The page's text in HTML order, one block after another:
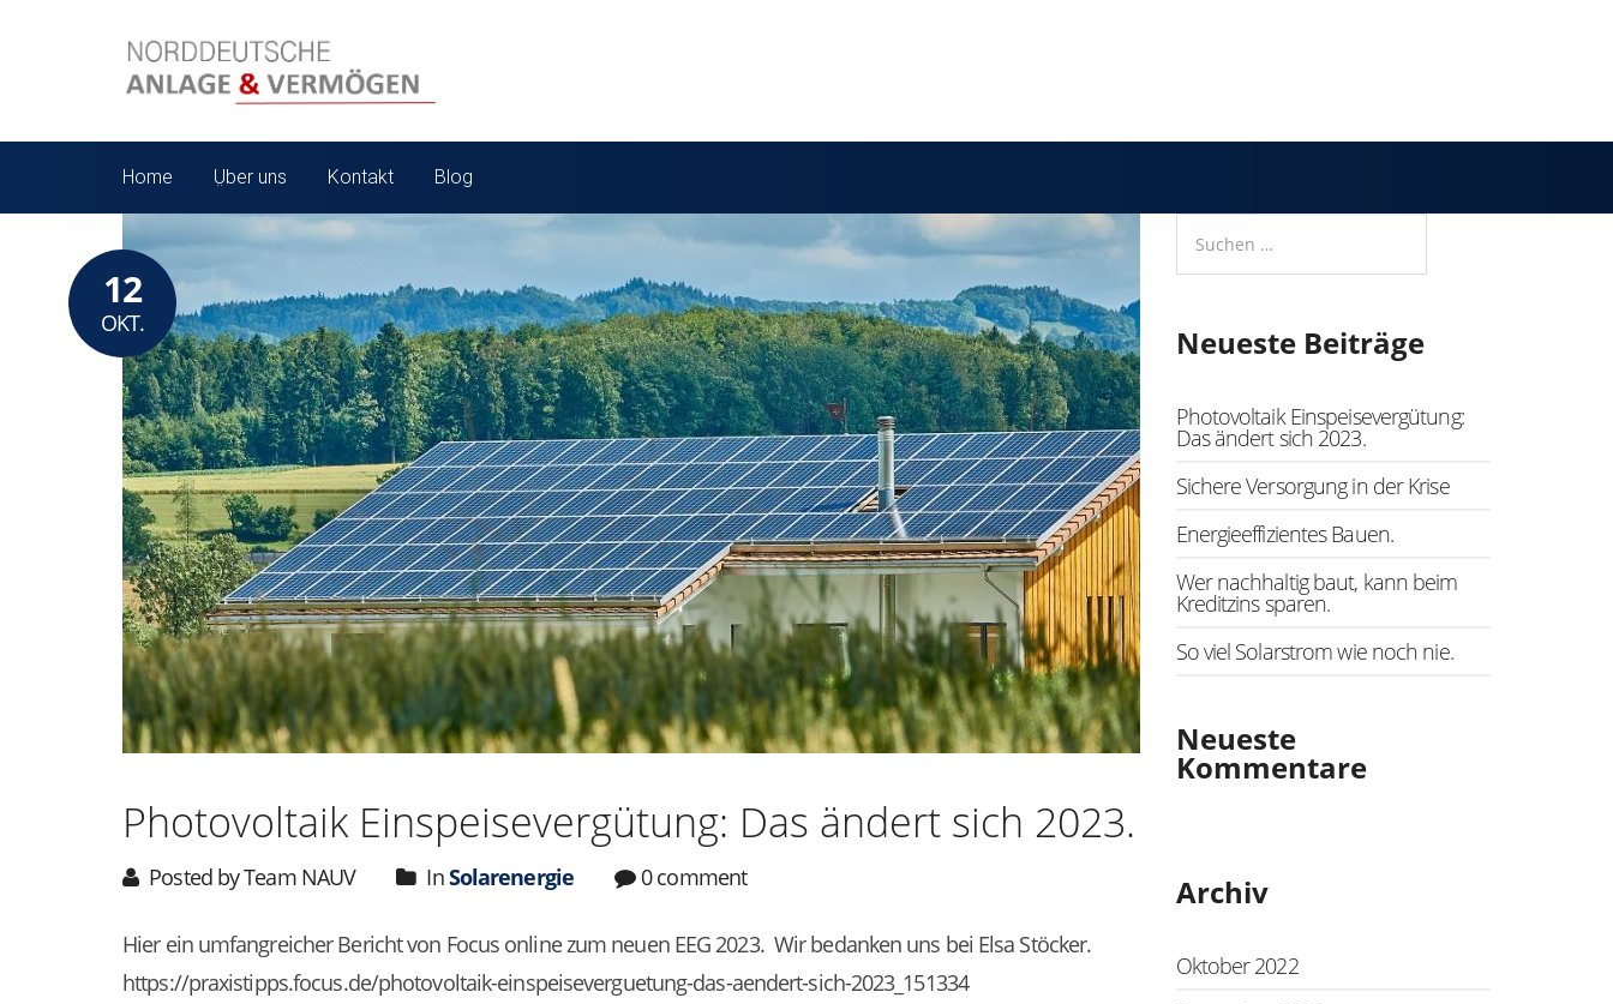
Home Über uns Kontakt Blog
12
OKT.
Photovoltaik Einspeisevergütung: Das ändert sich 2023.
Posted by Team NAUV InSolarenergie 0 comment
Hier ein umfangreicher Bericht von Focus online zum neuen EEG 2023. Wir bedanken uns bei Elsa Stöcker.
https://praxistipps.focus.de/photovoltaik-einspeiseverguetung-das-aendert-sich-2023_151334
Neueste Beiträge
Photovoltaik Einspeisevergütung:
Das ändert sich 2023.
Sichere Versorgung in der Krise
Energieeffizientes Bauen.
Wer nachhaltig baut, kann beim
Kreditzins sparen.
So viel Solarstrom wie noch nie.
Neueste
Kommentare
Archiv
Oktober 2022